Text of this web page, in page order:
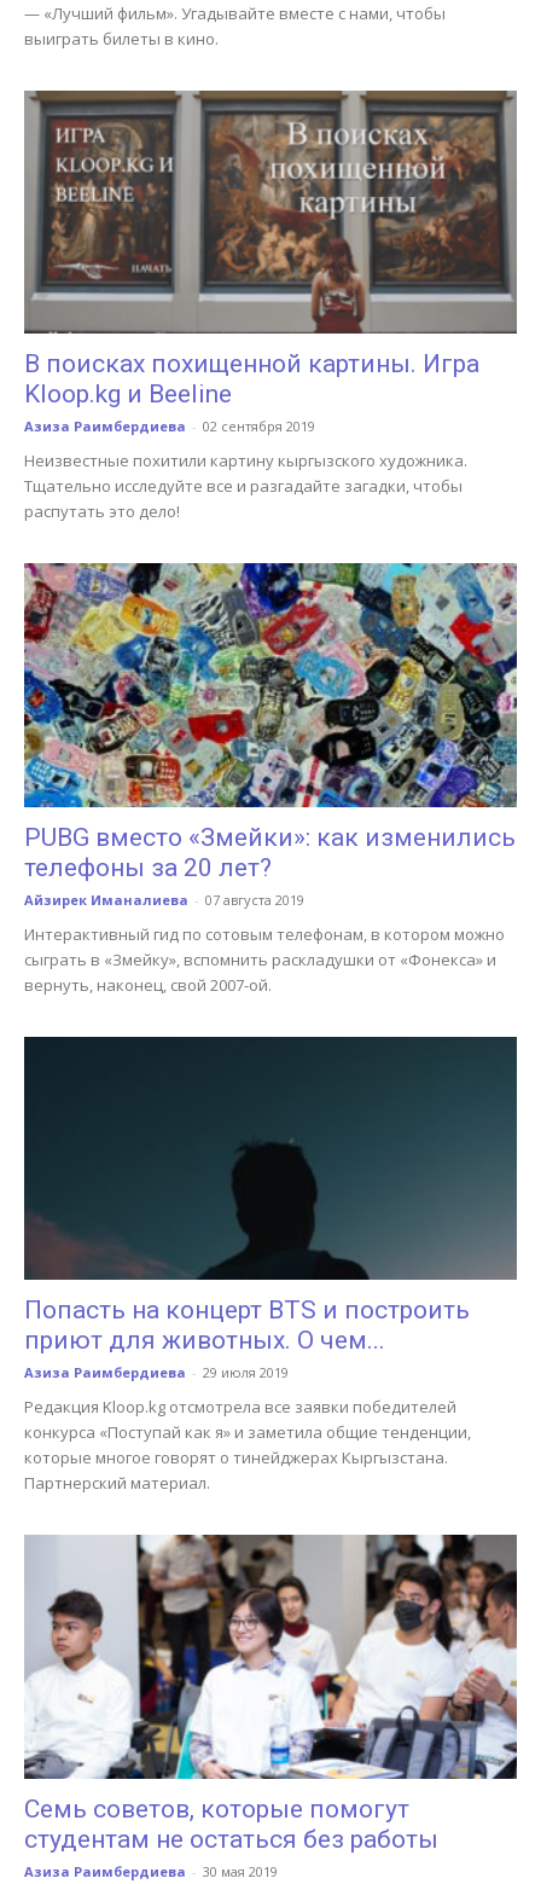
— «Лучший фильм». Угадывайте вместе с нами, чтобы
выиграть билеты в кино.
В поисках похищенной картины. Игра
Kloop.kg и Beeline
Азиза Раимбердиева - 02 сентября 2019
Неизвестные похитили картину кыргызского художника.
Тщательно исследуйте все и разгадайте загадки, чтобы
распутать это дело!
PUBG вместо «Змейки»: как изменились
телефоны за 20 лет?
Айзирек Иманалиева - 07 августа 2019
Интерактивный гид по сотовым телефонам, в котором можно
сыграть в «Змейку», вспомнить раскладушки от «Фонекса» и
вернуть, наконец, свой 2007-ой.
Попасть на концерт BTS и построить
приют для животных. О чем...
Азиза Раимбердиева - 29 июля 2019
Редакция Kloop.kg отсмотрела все заявки победителей
конкурса «Поступай как я» и заметила общие тенденции,
которые многое говорят о тинейджерах Кыргызстана.
Партнерский материал.
Семь советов, которые помогут
студентам не остаться без работы
Азиза Раимбердиева - 30 мая 2019